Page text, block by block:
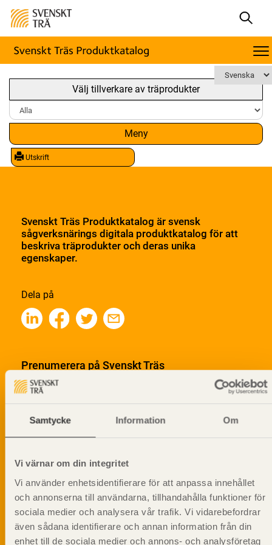
Samtycke Information Om
Vi värnar om din integritet
Vi använder enhetsidentifierare för att anpassa innehållet
och annonserna till användarna, tillhandahålla funktioner för
sociala medier och analysera vår trafik. Vi vidarebefordrar
även sådana identifierare och annan information från din
enhet till de sociala medier och annons- och analysföretag
Välj tillverkare av träprodukter
Meny
Utskrift
Svenskt Träs Produktkatalog är svensk
sågverksnärings digitala produktkatalog för att
beskriva träprodukter och deras unika
egenskaper.
Dela på
Prenumerera på Svenskt Träs
informationsutskick!